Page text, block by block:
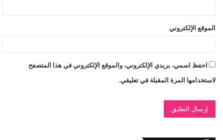
الموقع الإلكتروني
احفظ اسمي، بريدي الإلكتروني، والموقع الإلكتروني في هذا المتصفح
لاستخدامها المرة المقبلة في تعليقي.